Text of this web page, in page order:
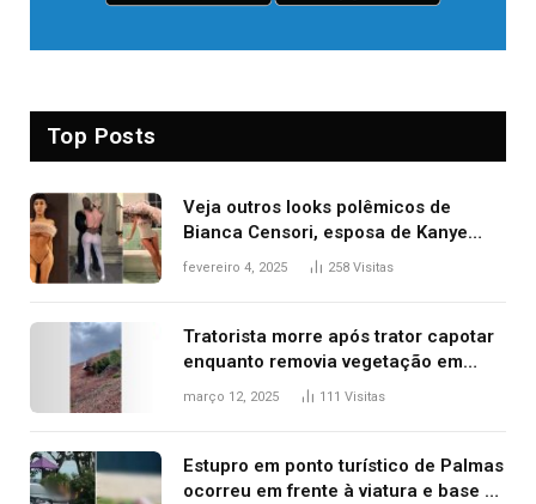
Top Posts
Veja outros looks polêmicos de
Bianca Censori, esposa de Kanye
West que apareceu nua no Grammy
fevereiro 4, 2025 258 Visitas
Tratorista morre após trator capotar
enquanto removia vegetação em
ribanceira de rodovia
março 12, 2025 111 Visitas
Estupro em ponto turístico de Palmas
ocorreu em frente à viatura e base de